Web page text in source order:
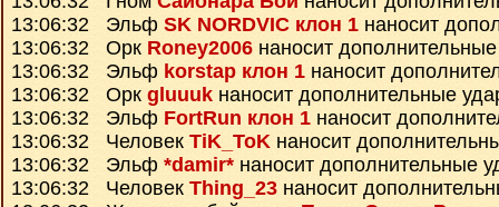
13:06:32 Эльф SK NORDVIC клон 1 наносит
13:06:32 Орк Roney2006 наносит
13:06:32 Эльф korstap клон 1 наносит
13:06:32 Орк gluuuk наносит дополнительные
13:06:32 Эльф FortRun клон 1 наносит
13:06:32 Человек TiK_ToK наносит
13:06:32 Эльф *damir* наносит дополнительные
13:06:32 Человек Thing_23 наносит